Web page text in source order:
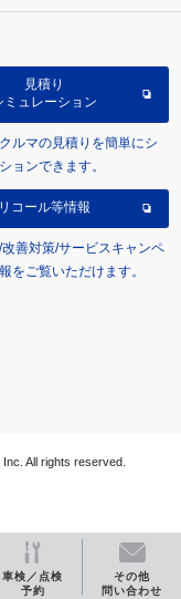
車検／点検
予約
その他
問い合わせ
見積り
ミュレーション
ルマの見積りを簡単にシ
ョンできます。
リコール等情報
改善対策/サービスキャンペ
をご覧いただけます。
All rights reserved.